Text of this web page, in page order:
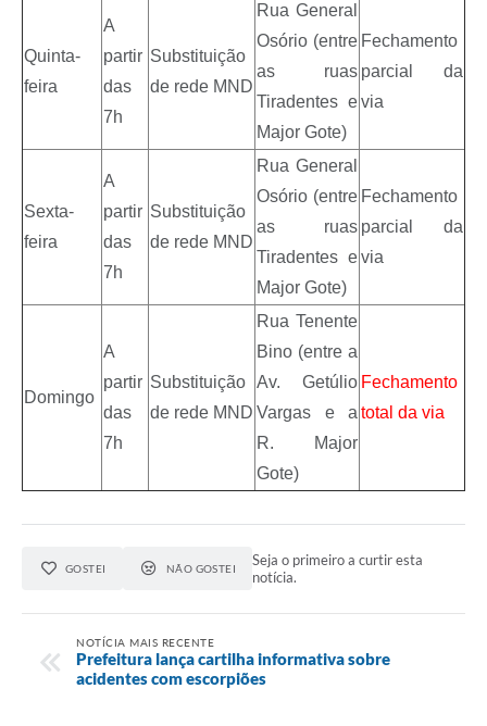
Quinta-
feira
A
partir
das
7h
Substituição
de rede MND
Rua General
Osório (entre
as ruas
Tiradentes e
Major Gote)
Fechamento
parcial da
via
Sexta-
feira
A
partir
das
7h
Substituição
de rede MND
Rua General
Osório (entre
as ruas
Tiradentes e
Major Gote)
Fechamento
parcial da
via
Domingo
A
partir
das
7h
Substituição
de rede MND
Rua Tenente
Bino (entre a
Av. Getúlio
Vargas e a
R. Major
Gote)
Fechamento
total da via
GOSTEI NÃO GOSTEI
Seja o primeiro a curtir esta
notícia.
NOTÍCIA MAIS RECENTE
Prefeitura lança cartilha informativa sobre
acidentes com escorpiões